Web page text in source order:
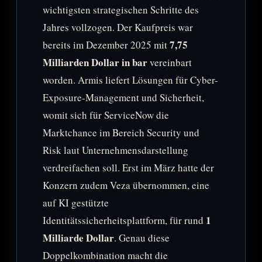
wichtigsten strategischen Schritte des
Jahres vollzogen. Der Kaufpreis war
bereits im Dezember 2025 mit7,75
Milliarden Dollar in barvereinbart
worden. Armis liefert Lösungen für Cyber-
Exposure-Management und Sicherheit,
womit sich für ServiceNow die
Marktchance im Bereich Security und
Risk laut Unternehmensdarstellung
verdreifachen soll. Erst im März hatte der
Konzern zudem Veza übernommen, eine
auf KI gestützte
Identitätssicherheitsplattform, für rund 1
Milliarde Dollar. Genau diese
Doppelkombination macht die